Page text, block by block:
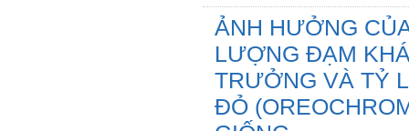
ẢNH HƯỞNG
LƯỢNG ĐẠM
TRƯỞNG VÀ TỶ
ĐỎ